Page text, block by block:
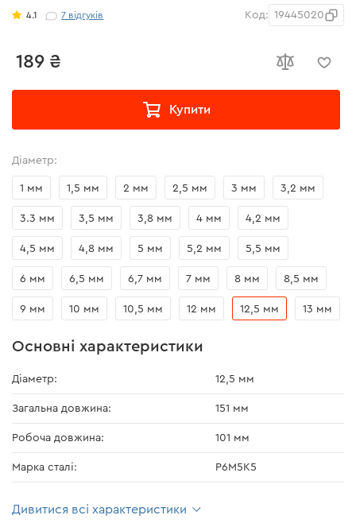
4.1 7 відгуків Код: 19445020
189 ₴
Купити
Діаметр:
1 мм 1,5 мм 2 мм 2,5 мм 3 мм 3,2 мм
3.3 мм 3,5 мм 3,8 мм 4 мм 4,2 мм
4,5 мм 4,8 мм 5 мм 5,2 мм 5,5 мм
6 мм 6,5 мм 6,7 мм 7 мм 8 мм 8,5 мм
9 мм 10 мм 10,5 мм 12 мм 12,5 мм 13 мм
Основні характеристики
Діаметр: 12,5 мм
Загальна довжина: 151 мм
Робоча довжина: 101 мм
Марка сталі: P6M5K5
Дивитися всі характеристики